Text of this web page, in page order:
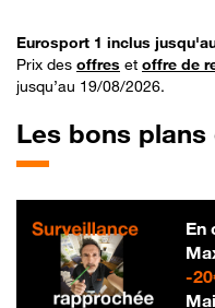
Eurosport 1 inclus
Prix des offres et offre de
jusqu’au 19/08/2026.
Les bons
En
-